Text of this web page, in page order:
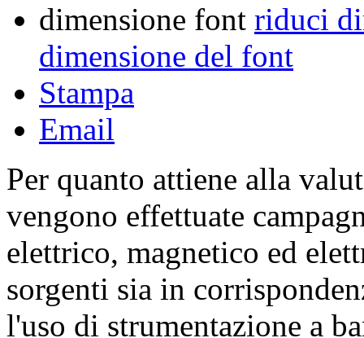
dimensione font riduci
dimensione del font
Stampa
Email
Per quanto attiene alla
vengono effettuate
elettrico, magnetico ed
sorgenti sia in
l'uso di strumentazione a